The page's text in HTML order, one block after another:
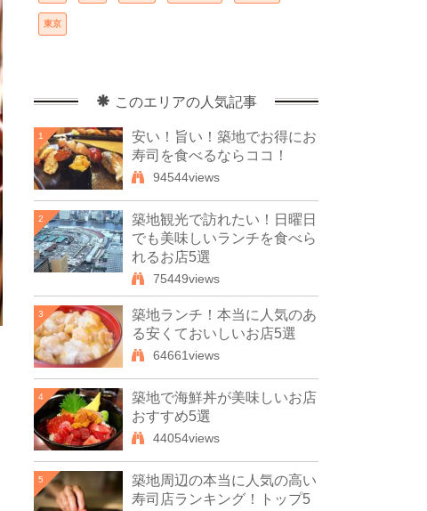
東京
このエリアの人気記事
1
安い！旨い！築地でお得にお
寿司を食べるならココ！
94544views
2
築地観光で訪れたい！日曜日
でも美味しいランチを食べら
れるお店5選
75449views
3
築地ランチ！本当に人気のあ
る安くておいしいお店5選
64661views
4
築地で海鮮丼が美味しいお店
おすすめ5選
44054views
5
築地周辺の本当に人気の高い
寿司店ランキング！トップ5